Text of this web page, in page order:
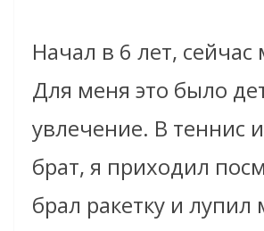
Начал в 6 лет, сейчас
Для меня это было
увлечение. В теннис
брат, я приходил
брал ракетку и